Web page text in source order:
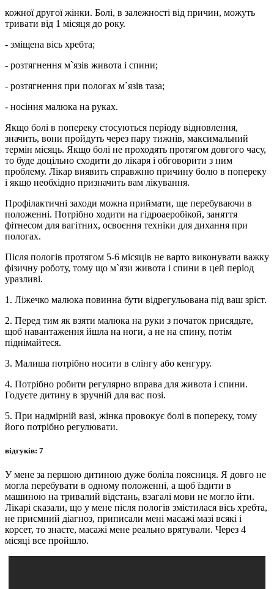
кожної другої жінки. Болі, в залежності від причин, можуть
тривати від 1 місяця до року.
- зміщена вісь хребта;
- розтягнення м`язів живота і спини;
- розтягнення при пологах м`язів таза;
- носіння малюка на руках.
Якщо болі в попереку стосуються періоду відновлення,
значить, вони пройдуть через пару тижнів, максимальний
термін місяць. Якщо болі не проходять протягом довгого часу,
то буде доцільно сходити до лікаря і обговорити з ним
проблему. Лікар виявить справжню причину болю в попереку
і якщо необхідно призначить вам лікування.
Профілактичні заходи можна приймати, ще перебуваючи в
положенні. Потрібно ходити на гідроаеробікой, заняття
фітнесом для вагітних, освоєння техніки для дихання при
пологах.
Після пологів протягом 5-6 місяців не варто виконувати важку
фізичну роботу, тому що м`язи живота і спини в цей період
уразливі.
1. Ліжечко малюка повинна бути відрегульована під ваш зріст.
2. Перед тим як взяти малюка на руки з початок присядьте,
щоб навантаження йшла на ноги, а не на спину, потім
піднімайтеся.
3. Малиша потрібно носити в слінгу або кенгуру.
4. Потрібно робити регулярно вправа для живота і спини.
Годуєте дитину в зручній для вас позі.
5. При надмірній вазі, жінка провокує болі в попереку, тому
його потрібно регулювати.
відгуків: 7
У мене за першою дитиною дуже боліла поясниця. Я довго не
могла перебувати в одному положенні, а щоб їздити в
машиною на тривалий відстань, взагалі мови не могло йти.
Лікарі сказали, що у мене після пологів змістилася вісь хребта,
не приємний діагноз, приписали мені масажі мазі всякі і
корсет, то знаєте, масажі мене реально врятували. Через 4
місяці все пройшло.